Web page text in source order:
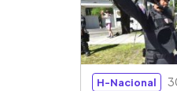
H-Nacional